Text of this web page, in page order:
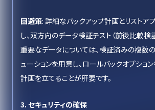
回避策: 詳細なバックアップ計画とリストア
し、双方向のデータ検証テスト（前後比較検
重要なデータについては、検証済みの複数の
ューションを用意し、ロールバックオプショ
計画を立てることが肝要です。
3. セキュリティの確保